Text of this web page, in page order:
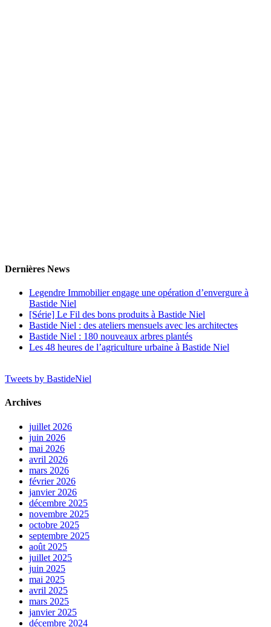
Dernières News
Legendre Immobilier engage une opération d’envergure à
Bastide Niel
[Série] Le Fil des bons produits à Bastide Niel
Bastide Niel : des ateliers mensuels avec les architectes
Bastide Niel : 180 nouveaux arbres plantés
Les 48 heures de l’agriculture urbaine à Bastide Niel
Tweets by BastideNiel
Archives
juillet 2026
juin 2026
mai 2026
avril 2026
mars 2026
février 2026
janvier 2026
décembre 2025
novembre 2025
octobre 2025
septembre 2025
août 2025
juillet 2025
juin 2025
mai 2025
avril 2025
mars 2025
janvier 2025
décembre 2024